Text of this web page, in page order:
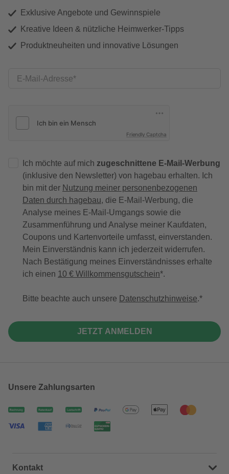
Exklusive Angebote und Gewinnspiele
Kreative Ideen & nützliche Heimwerker-Tipps
Produktneuheiten und innovative Lösungen
E-Mail-Adresse
Friendly Captcha
Ich möchte auf mich zugeschnittene E-Mail-Werbung
(inklusive den Newsletter) von hagebau erhalten. Ich
bin mit der Nutzung meiner personenbezogenen
Daten durch hagebau, die E-Mail-Werbung, die
Analyse meines E-Mail-Umgangs sowie die
Zusammenführung und Analyse meiner Kaufdaten,
Coupons und Kartenvorteile umfasst, einverstanden.
Mein Einverständnis kann ich jederzeit widerrufen.
Nach Bestätigung meines Einverständnisses erhalte
ich einen 10 € Willkommensgutschein*.
Bitte beachte auch unsere Datenschutzhinweise.
JETZT ANMELDEN
Unsere Zahlungsarten
Kontakt